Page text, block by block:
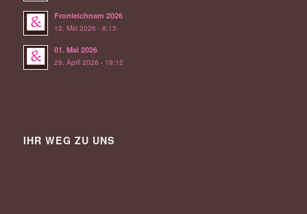
Fronleichnam 2026
12. Mai 2026 - 8:15
01. Mai 2026
28. April 2026 - 19:12
IHR WEG ZU UNS